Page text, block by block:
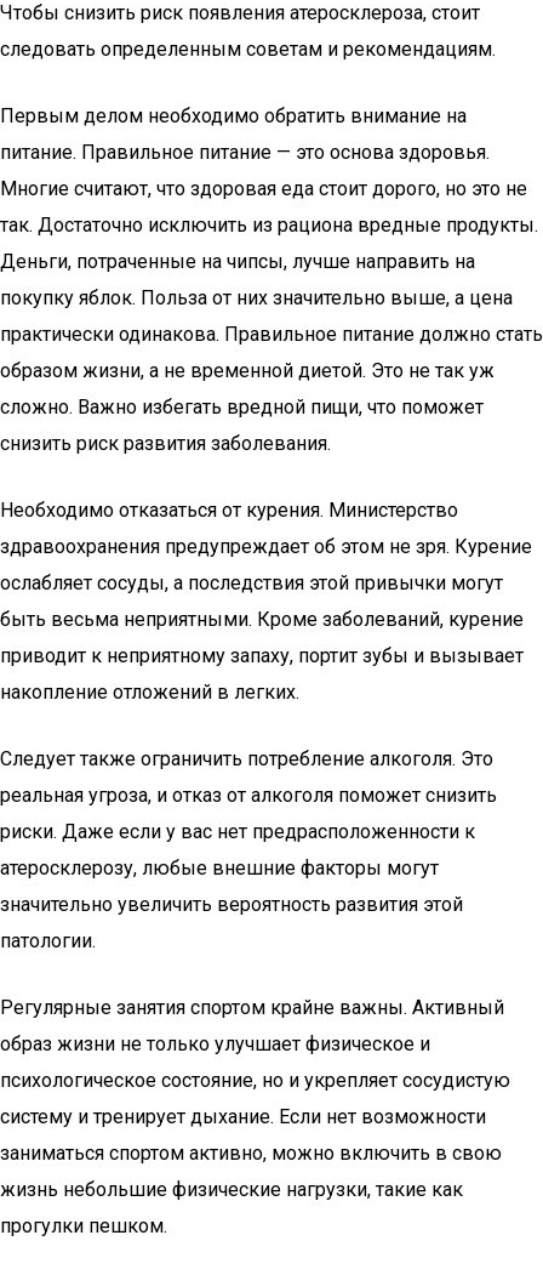
Чтобы снизить риск появления атеросклероза, стоит
следовать определенным советам и рекомендациям.
Первым делом необходимо обратить внимание на
питание. Правильное питание — это основа здоровья.
Многие считают, что здоровая еда стоит дорого, но это не
так. Достаточно исключить из рациона вредные продукты.
Деньги, потраченные на чипсы, лучше направить на
покупку яблок. Польза от них значительно выше, а цена
практически одинакова. Правильное питание должно стать
образом жизни, а не временной диетой. Это не так уж
сложно. Важно избегать вредной пищи, что поможет
снизить риск развития заболевания.
Необходимо отказаться от курения. Министерство
здравоохранения предупреждает об этом не зря. Курение
ослабляет сосуды, а последствия этой привычки могут
быть весьма неприятными. Кроме заболеваний, курение
приводит к неприятному запаху, портит зубы и вызывает
накопление отложений в легких.
Следует также ограничить потребление алкоголя. Это
реальная угроза, и отказ от алкоголя поможет снизить
риски. Даже если у вас нет предрасположенности к
атеросклерозу, любые внешние факторы могут
значительно увеличить вероятность развития этой
патологии.
Регулярные занятия спортом крайне важны. Активный
образ жизни не только улучшает физическое и
психологическое состояние, но и укрепляет сосудистую
систему и тренирует дыхание. Если нет возможности
заниматься спортом активно, можно включить в свою
жизнь небольшие физические нагрузки, такие как
прогулки пешком.